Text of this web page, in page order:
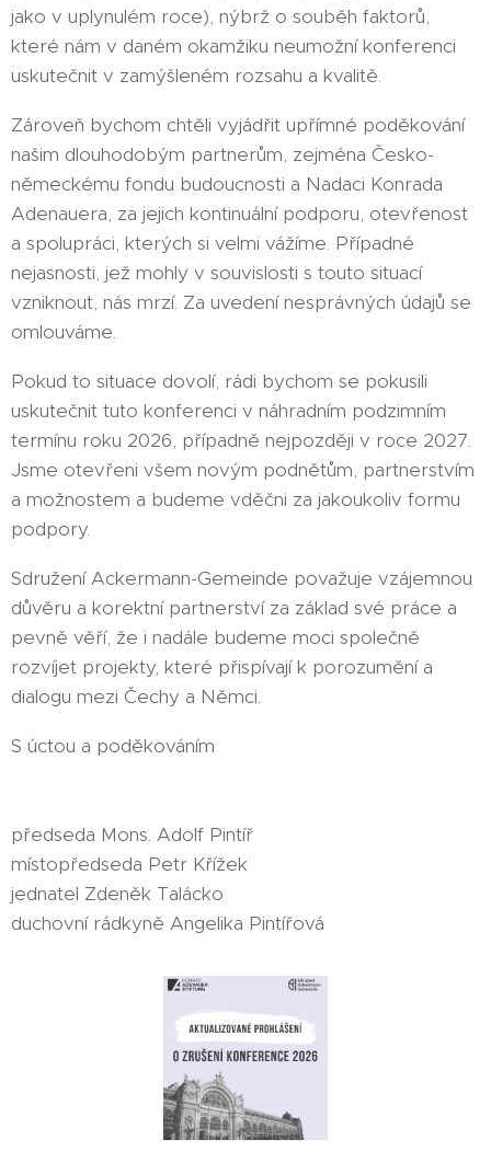
jako v uplynulém roce), nýbrž o souběh faktorů,
které nám v daném okamžiku neumožní konferenci
uskutečnit v zamýšleném rozsahu a kvalitě.
Zároveň bychom chtěli vyjádřit upřímné poděkování
našim dlouhodobým partnerům, zejména Česko-
německému fondu budoucnosti a Nadaci Konrada
Adenauera, za jejich kontinuální podporu, otevřenost
a spolupráci, kterých si velmi vážíme. Případné
nejasnosti, jež mohly v souvislosti s touto situací
vzniknout, nás mrzí. Za uvedení nesprávných údajů se
omlouváme.
Pokud to situace dovolí, rádi bychom se pokusili
uskutečnit tuto konferenci v náhradním podzimním
termínu roku 2026, případně nejpozději v roce 2027.
Jsme otevřeni všem novým podnětům, partnerstvím
a možnostem a budeme vděčni za jakoukoliv formu
podpory.
Sdružení Ackermann-Gemeinde považuje vzájemnou
důvěru a korektní partnerství za základ své práce a
pevně věří, že i nadále budeme moci společně
rozvíjet projekty, které přispívají k porozumění a
dialogu mezi Čechy a Němci.
S úctou a poděkováním
předseda Mons. Adolf Pintíř
místopředseda Petr Křížek
jednatel Zdeněk Talácko
duchovní rádkyně Angelika Pintířová